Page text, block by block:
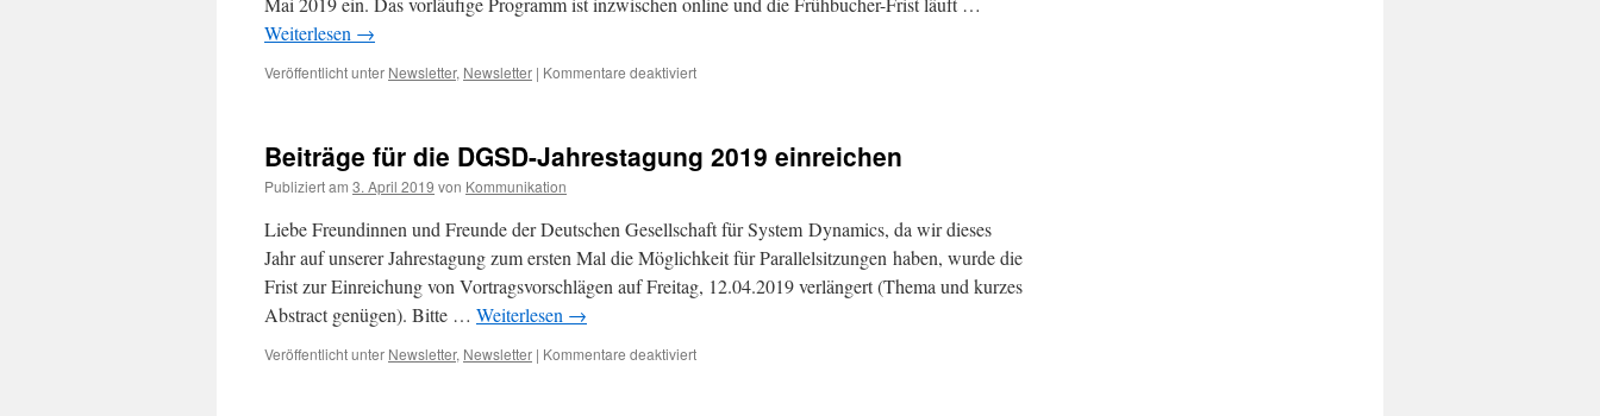
Weiterlesen →
Veröffentlicht unter Newsletter, Newsletter | Kommentare deaktiviertfür
–
bis
zu
Frühbucher-
Konditionen
anmelden!
Beiträge für die DGSD-Jahrestagung 2019 einreichen
Publiziert am 3. April 2019 von Kommunikation
Liebe Freundinnen und Freunde der Deutschen Gesellschaft für System Dynamics, da wir dieses
Jahr auf unserer Jahrestagung zum ersten Mal die Möglichkeit für Parallelsitzungen haben, wurde die
Frist zur Einreichung von Vortragsvorschlägen auf Freitag, 12.04.2019 verlängert (Thema und kurzes
Abstract genügen). Bitte … Weiterlesen →
Veröffentlicht unter Newsletter, Newsletter | Kommentare deaktiviertfür